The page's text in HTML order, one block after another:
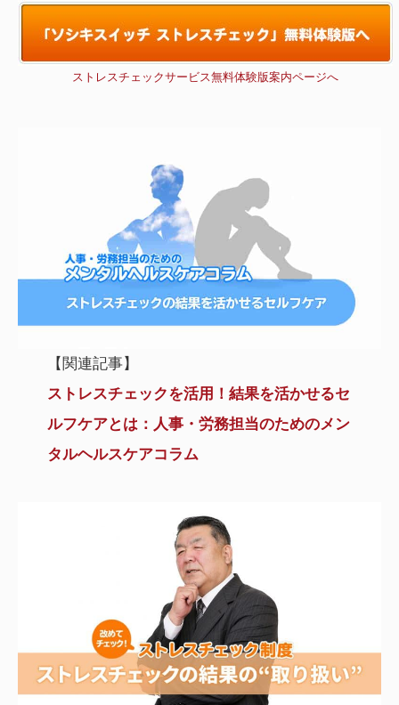
ストレスチェックサービス無料体験版案内ページへ
【関連記事】
ストレスチェックを活用！結果を活かせるセ
ルフケアとは：人事・労務担当のためのメン
タルヘルスケアコラム